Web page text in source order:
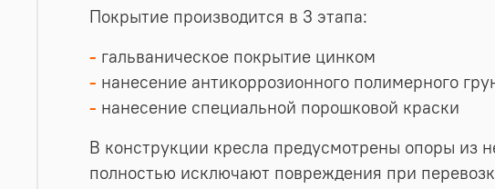
Покрытие производится в 3 этапа:
- гальваническое покрытие цинком
- нанесение антикоррозионного полимерного
- нанесение специальной порошковой краски
В конструкции кресла предусмотрены опоры из
полностью исключают повреждения при